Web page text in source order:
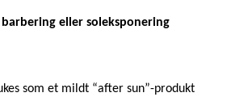
eller soleksponering
som et mildt “after sun”-produkt